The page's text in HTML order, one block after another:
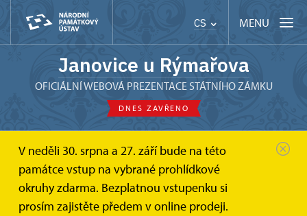
CS MENU
Janovice u Rýmařova
OFICIÁLNÍ WEBOVÁ PREZENTACE STÁTNÍHO ZÁMKU
DNES ZAVŘENO
V neděli 30. srpna a 27. září bude na této
památce vstup na vybrané prohlídkové
okruhy zdarma. Bezplatnou vstupenku si
prosím zajistěte předem v online prodeji.
Státní zámek Janovice u Rýmařova
Informace pro návštevníky
Jak se k nám dostanete
Jak se k nám dostanete